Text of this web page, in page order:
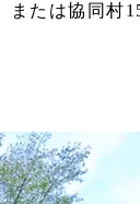
または協同村